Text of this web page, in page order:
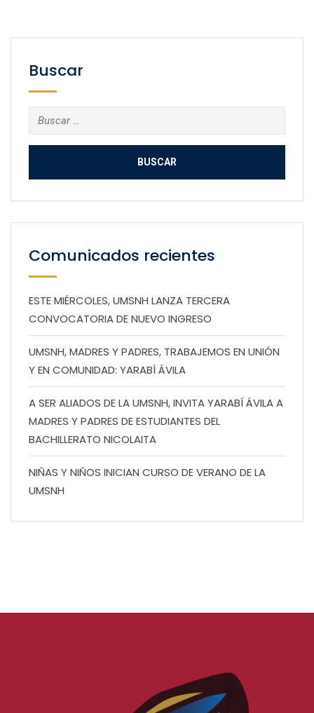
Buscar
Buscar:
Comunicados recientes
ESTE MIÉRCOLES, UMSNH LANZA TERCERA
CONVOCATORIA DE NUEVO INGRESO
UMSNH, MADRES Y PADRES, TRABAJEMOS EN UNIÓN
Y EN COMUNIDAD: YARABÍ ÁVILA
A SER ALIADOS DE LA UMSNH, INVITA YARABÍ ÁVILA A
MADRES Y PADRES DE ESTUDIANTES DEL
BACHILLERATO NICOLAITA
NIÑAS Y NIÑOS INICIAN CURSO DE VERANO DE LA
UMSNH